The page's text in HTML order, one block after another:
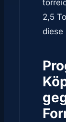
2,5
diese